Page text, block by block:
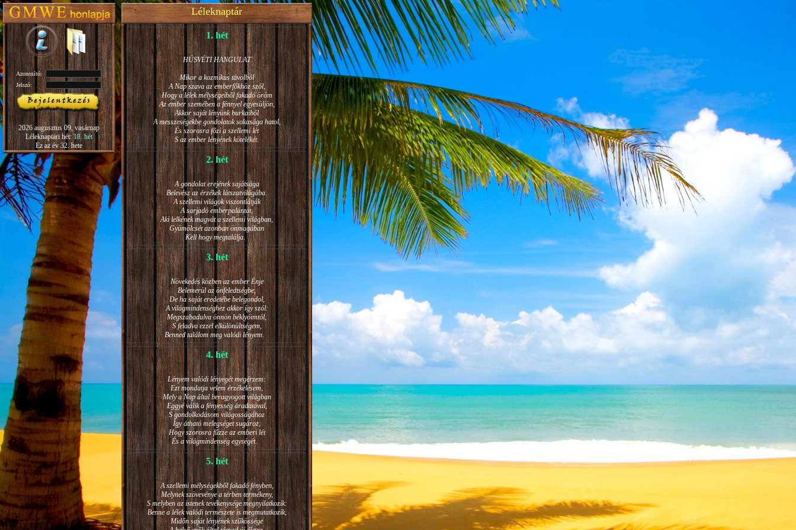
Azonosító:
Jelszó:
2026 augusztus 09, vasárnap
Léleknaptári hét:18. hét
Ez az év 32. hete
Léleknaptár
1. hét
HÚSVÉTI HANGULAT
Mikor a kozmikus távolból
A Nap szava az emberfőkhöz szól,
Hogy a lélek mélységeiből fakadó öröm
Az ember szemében a fénnyel egyesüljön,
Akkor saját lényünk burkaiból
A messzeségekbe gondolatok sokasága hatol,
És szorosra főzi a szellemi lét
S az ember lényének kötelékét.
2. hét
A gondolat erejének sajátsága
Belevész az érzékek látszatvilágába.
A szellemi világok viszontlátják
A sarjadó emberpalántát,
Aki lelkének magvát a szellemi világban,
Gyümölcsét azonban önmagában
Kell hogy megtalálja.
3. hét
Növekedés közben az ember Énje
Belemerül az önfeledtségbe,
De ha saját eredetébe belegondol,
A világmindenséghez akkor így szól:
Megszabadulva önnön béklyóimtól,
S feladva ezzel elkülönültségem,
Benned találom meg valódi lényem.
4. hét
Lényem valódi lényegét megérzem:
Ezt mondatja velem érzékelésem,
Mely a Nap által beragyogott világban
Eggyé válik a fényesség áradatával,
S gondolkodásom világosságához
Így átható melegséget sugároz,
Hogy szorosra fűzze az emberi lét
És a világmindenség egységét.
5. hét
A szellemi mélységekből fakadó fényben,
Melynek szövevénye a térben termékeny,
S melyben az istenek tevékenysége megnyilatkozik:
Benne a lélek valódi természete is megmutatkozik,
Midőn saját lényének szűkössége